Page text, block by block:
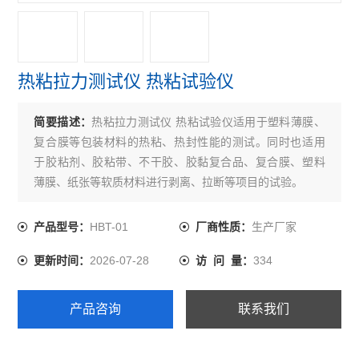
热粘拉力测试仪 热粘试验仪
简要描述：热粘拉力测试仪 热粘试验仪适用于塑料薄膜、
复合膜等包装材料的热粘、热封性能的测试。同时也适用
于胶粘剂、胶粘带、不干胶、胶黏复合品、复合膜、塑料
薄膜、纸张等软质材料进行剥离、拉断等项目的试验。
产品型号： HBT-01 厂商性质： 生产厂家
更新时间：2026-07-28 访 问 量： 334
产品咨询 联系我们